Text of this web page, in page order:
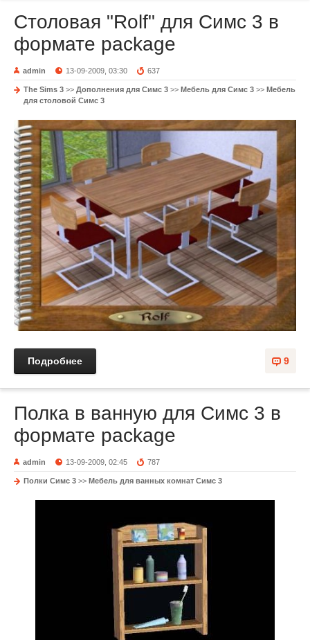
Столовая "Rolf" для Симс 3 в
формате package
admin 13-09-2009, 03:30 637
The Sims 3 >> Дополнения для Симс 3 >> Мебель для Симс 3 >> Мебель
для столовой Симс 3
9
Подробнее
Полка в ванную для Симс 3 в
формате package
admin 13-09-2009, 02:45 787
Полки Симс 3 >> Мебель для ванных комнат Симс 3